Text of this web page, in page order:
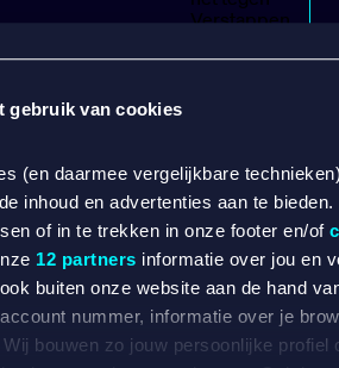
gebruik van cookies
(en daarmee vergelijkbare
inhoud en advertenties aan te
of in te trekken in onze footer en/of
12 partners informatie over jou en
buiten onze website aan de hand
nummer, informatie over je
bouwen zo jouw persoonlijke profiel
zijn lastig
moet eindigen,
wijzigingen in
kan zomaar een
seizoenen ooit
Bekijk alle